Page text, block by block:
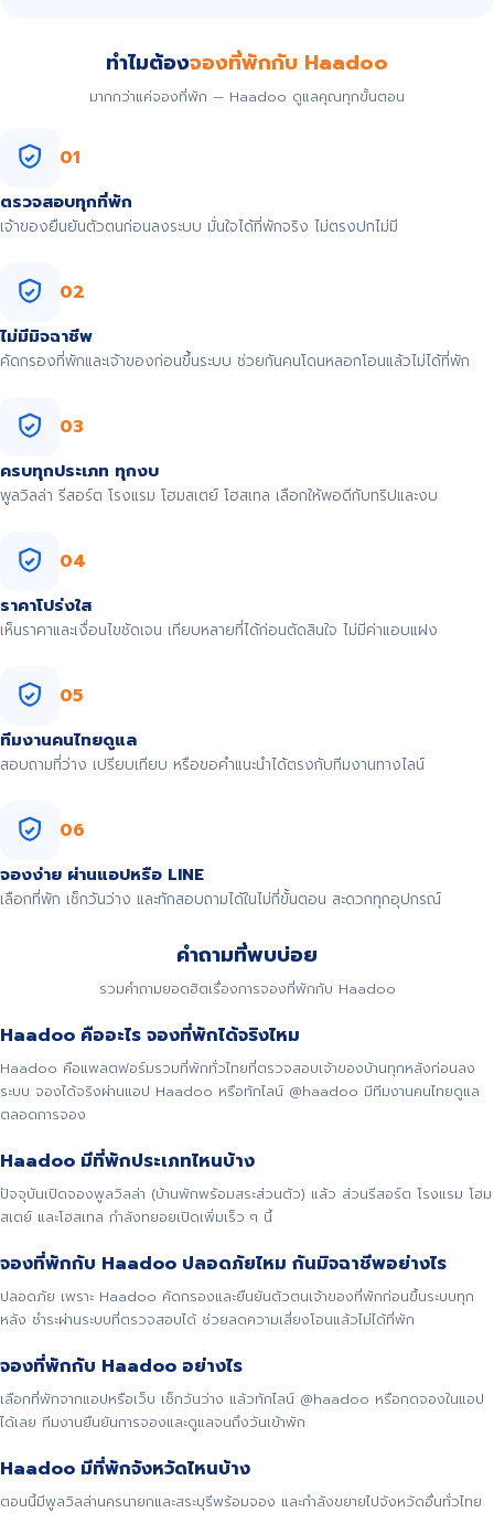
ทำไมต้องจองที่พักกับ Haadoo
มากกว่าแค่จองที่พัก — Haadoo ดูแลคุณทุกขั้นตอน
01
ตรวจสอบทุกที่พัก
เจ้าของยืนยันตัวตนก่อนลงระบบ มั่นใจได้ที่พักจริง ไม่ตรงปกไม่มี
02
ไม่มีมิจฉาชีพ
คัดกรองที่พักและเจ้าของก่อนขึ้นระบบ ช่วยกันคนโดนหลอกโอนแล้วไม่ได้ที่พัก
03
ครบทุกประเภท ทุกงบ
พูลวิลล่า รีสอร์ต โรงแรม โฮมสเตย์ โฮสเทล เลือกให้พอดีกับทริปและงบ
04
ราคาโปร่งใส
เห็นราคาและเงื่อนไขชัดเจน เทียบหลายที่ได้ก่อนตัดสินใจ ไม่มีค่าแอบแฝง
05
ทีมงานคนไทยดูแล
สอบถามที่ว่าง เปรียบเทียบ หรือขอคำแนะนำได้ตรงกับทีมงานทางไลน์
06
จองง่าย ผ่านแอปหรือ LINE
เลือกที่พัก เช็กวันว่าง และทักสอบถามได้ในไม่กี่ขั้นตอน สะดวกทุกอุปกรณ์
คำถามที่พบบ่อย
รวมคำถามยอดฮิตเรื่องการจองที่พักกับ Haadoo
Haadoo คืออะไร จองที่พักได้จริงไหม
Haadoo คือแพลตฟอร์มรวมที่พักทั่วไทยที่ตรวจสอบเจ้าของบ้านทุกหลังก่อนลง
ระบบ จองได้จริงผ่านแอป Haadoo หรือทักไลน์ @haadoo มีทีมงานคนไทยดูแล
ตลอดการจอง
Haadoo มีที่พักประเภทไหนบ้าง
ปัจจุบันเปิดจองพูลวิลล่า (บ้านพักพร้อมสระส่วนตัว) แล้ว ส่วนรีสอร์ต โรงแรม โฮม
สเตย์ และโฮสเทล กำลังทยอยเปิดเพิ่มเร็ว ๆ นี้
จองที่พักกับ Haadoo ปลอดภัยไหม กันมิจฉาชีพอย่างไร
ปลอดภัย เพราะ Haadoo คัดกรองและยืนยันตัวตนเจ้าของที่พักก่อนขึ้นระบบทุก
หลัง ชำระผ่านระบบที่ตรวจสอบได้ ช่วยลดความเสี่ยงโอนแล้วไม่ได้ที่พัก
จองที่พักกับ Haadoo อย่างไร
เลือกที่พักจากแอปหรือเว็บ เช็กวันว่าง แล้วทักไลน์ @haadoo หรือกดจองในแอป
ได้เลย ทีมงานยืนยันการจองและดูแลจนถึงวันเข้าพัก
Haadoo มีที่พักจังหวัดไหนบ้าง
ตอนนี้มีพูลวิลล่านครนายกและสระบุรีพร้อมจอง และกำลังขยายไปจังหวัดอื่นทั่วไทย